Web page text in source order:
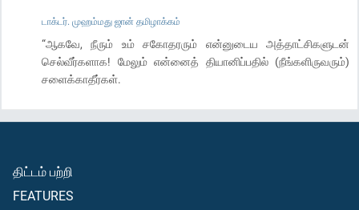
டாக்டர். முஹம்மது ஜான் தமிழாக்கம்
“ஆகவே, நீரும் உம் சகோதரரும் என்னுடைய அத்தாட்சிகளுடன்
செல்வீர்களாக! மேலும் என்னைத் தியானிப்பதில் (நீங்களிருவரும்)
சளைக்காதீர்கள்.
திட்டம் பற்றி
FEATURES